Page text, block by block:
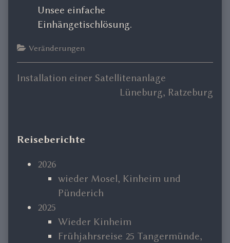
Unsee einfache
Einhängetischlösung.
Categories
Veränderungen
Beitragsnavigation
Previous
Installation einer Satellitenanlage
Next
Lüneburg, Ratzeburg
Primary
Sidebar
Reiseberichte
2026
wieder Mosel, Kinheim und
Pünderich
2025
Wieder Kinheim
Frühjahrsreise 25 Tangermünde,